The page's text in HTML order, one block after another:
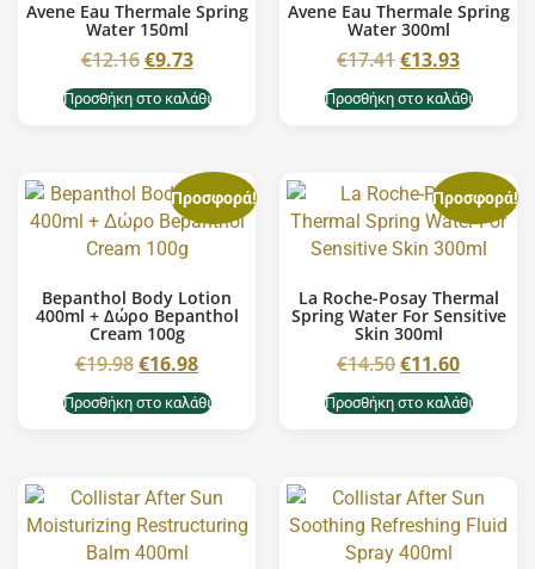
Avene Eau Thermale Spring
Water 150ml
€12.16 €9.73
Προσθήκη στο καλάθι
Avene Eau Thermale Spring
Water 300ml
€17.41€13.93
Προσθήκη στο καλάθι
Προσφορά!
Bepanthol Body Lotion
400ml + Δώρο Bepanthol
Cream 100g
€19.98€16.98
Προσθήκη στο καλάθι
Προσφορά!
La Roche-Posay Thermal
Spring Water For Sensitive
Skin 300ml
€14.50€11.60
Προσθήκη στο καλάθι